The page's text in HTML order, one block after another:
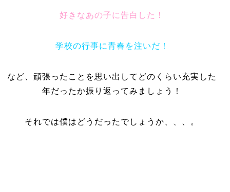
好きなあの子に告白した！
学校の行事に青春を注いだ！
など、頑張ったことを思い出してどのくらい充実した
年だったか振り返ってみましょう！
それでは僕はどうだったでしょうか、、、。